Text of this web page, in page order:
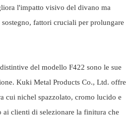
l'impatto visivo del divano ma
fattori cruciali per prolungare
del modello F422 sono le sue
Kuki Metal Products Co., Ltd. offre
cui nichel spazzolato, cromo lucido e
ai clienti di selezionare la finitura che